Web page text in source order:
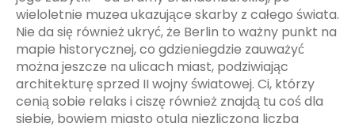
wieloletnie muzea ukazujące skarby z całego świata.
Nie da się również ukryć, że Berlin to ważny punkt na
mapie historycznej, co gdzieniegdzie zauważyć
można jeszcze na ulicach miast, podziwiając
architekturę sprzed II wojny światowej. Ci, którzy
cenią sobie relaks i ciszę również znajdą tu coś dla
siebie, bowiem miasto otula niezliczona liczba